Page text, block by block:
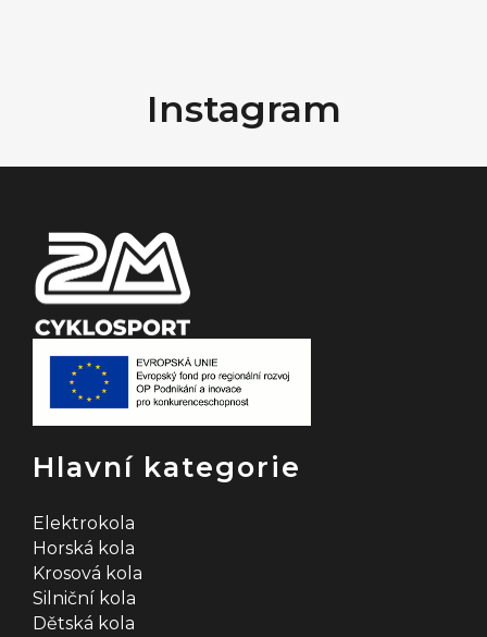
t
Instagram
Hlavní kategorie
Elektrokola
Horská kola
Krosová kola
Silniční kola
Dětská kola